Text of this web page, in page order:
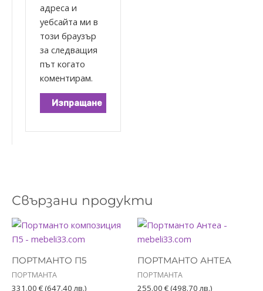
адреса и
уебсайта ми в
този браузър
за следващия
път когато
коментирам.
Свързани продукти
ПОРТМАНТО П5
ПОРТМАНТА
331.00 €(647.40 лв.)
ПОРТМАНТО АНТЕА
ПОРТМАНТА
255.00 €(498.70 лв.)